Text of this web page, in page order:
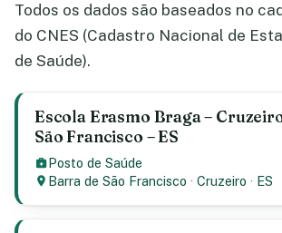
Todos os dados são baseados no
do CNES (Cadastro Nacional de
de Saúde).
Escola Erasmo Braga –
São Francisco – ES
Posto de Saúde
Barra de São Francisco ·Cruzeiro · ES